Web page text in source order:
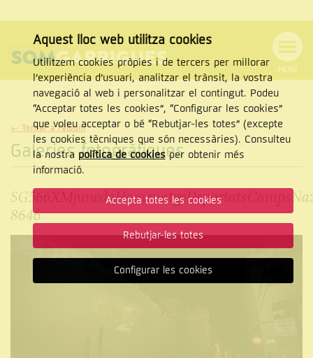
NAVEGACIÓ
MENÚ
Cercar
CERCAR
← Tornar a l'àlbum
Galeries fotogràfiques
8646
Aquest lloc web utilitza cookies
Utilitzem cookies pròpies i de tercers per millorar
l’experiència d’usuari, analitzar el trànsit, la vostra
navegació al web i personalitzar el contingut. Podeu
“Acceptar totes les cookies”, “Configurar les cookies”
que voleu acceptar o bé “Rebutjar-les totes” (excepte
les cookies tècniques que són necessàries). Consulteu
la nostra política de cookiesper obtenir més
informació.
Accepta totes les cookies
Rebutjar-les totes
Configurar les cookies